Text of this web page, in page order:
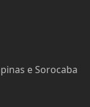
e Sorocaba